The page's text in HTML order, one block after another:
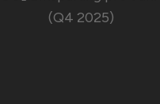
(Q4 2025)